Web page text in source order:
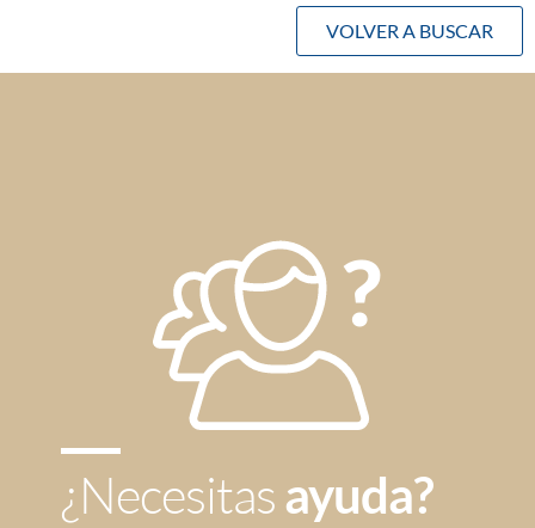
VOLVER A BUSCAR
¿Necesitasayuda?